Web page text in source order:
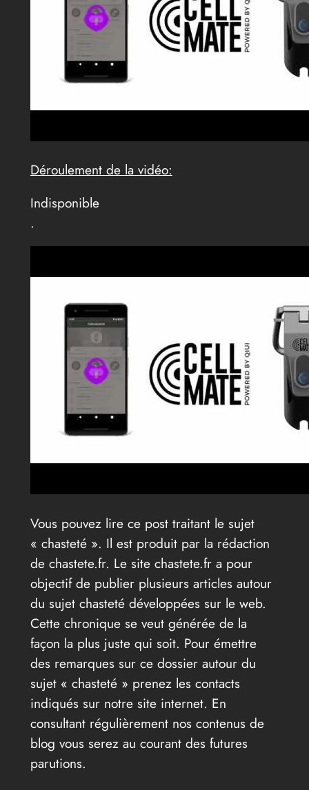
Déroulement de la vidéo:
Indisponible
.
Vous pouvez lire ce post traitant le sujet
« chasteté ». Il est produit par la rédaction
de chastete.fr. Le site chastete.fr a pour
objectif de publier plusieurs articles autour
du sujet chasteté développées sur le web.
Cette chronique se veut générée de la
façon la plus juste qui soit. Pour émettre
des remarques sur ce dossier autour du
sujet « chasteté » prenez les contacts
indiqués sur notre site internet. En
consultant régulièrement nos contenus de
blog vous serez au courant des futures
parutions.